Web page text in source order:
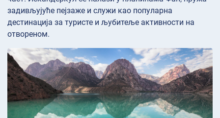
задивљујуће пејзаже и служи као популарна
дестинација за туристе и љубитеље активности на
отвореном.